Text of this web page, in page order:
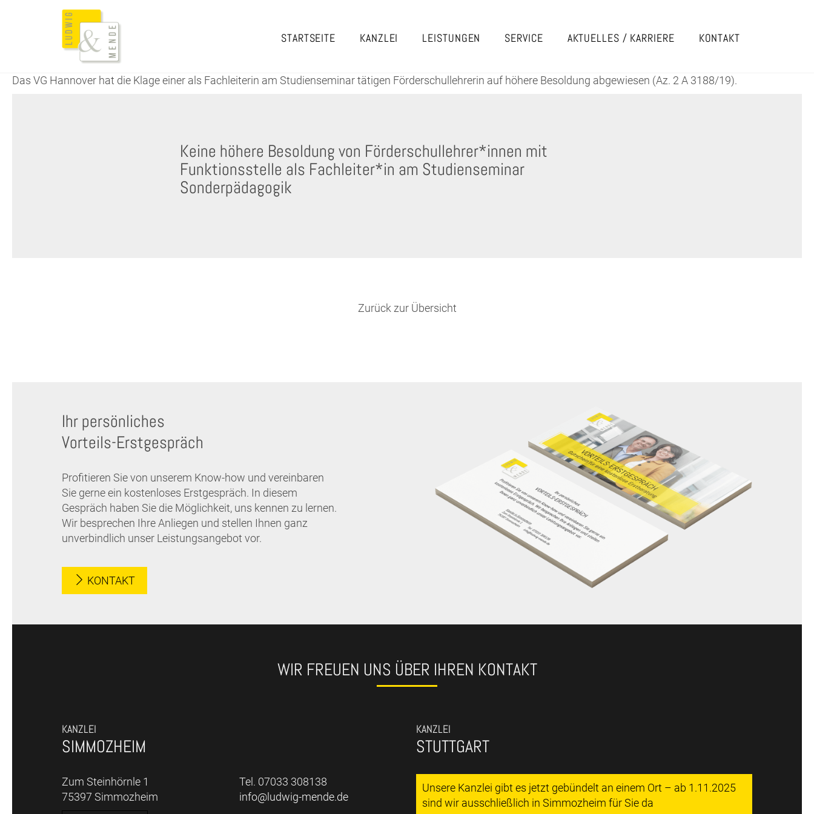
STARTSEITE KANZLEI LEISTUNGEN SERVICE AKTUELLES / KARRIERE KONTAKT
Das VG Hannover hat die Klage einer als Fachleiterin am Studienseminar tätigen Förderschullehrerin auf höhere Besoldung abgewiesen (Az. 2 A 3188/19).
Keine höhere Besoldung von Förderschullehrer*innen mit
Funktionsstelle als Fachleiter*in am Studienseminar
Sonderpädagogik
Zurück zur Übersicht
Ihr persönliches
Vorteils-Erstgespräch
Profitieren Sie von unserem Know-how und vereinbaren
Sie gerne ein kostenloses Erstgespräch. In diesem
Gespräch haben Sie die Möglichkeit, uns kennen zu lernen.
Wir besprechen Ihre Anliegen und stellen Ihnen ganz
unverbindlich unser Leistungsangebot vor.
KONTAKT
WIR FREUEN UNS ÜBER IHREN KONTAKT
KANZLEI
SIMMOZHEIM
Zum Steinhörnle 1
75397 Simmozheim
Tel. 07033 308138
info@ludwig-mende.de
KANZLEI
STUTTGART
Unsere Kanzlei gibt es jetzt gebündelt an einem Ort – ab 1.11.2025
sind wir ausschließlich in Simmozheim für Sie da